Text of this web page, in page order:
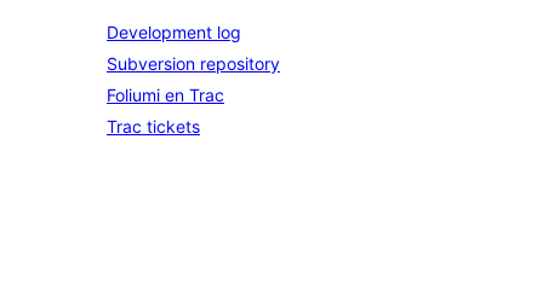
Development log
Subversion repository
Foliumi en Trac
Trac tickets